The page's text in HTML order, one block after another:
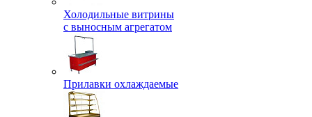
Холодильные витрины
с выносным агрегатом
Прилавки охлаждаемые